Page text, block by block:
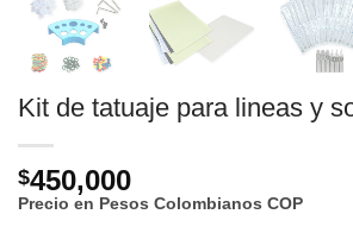
Kit de tatuaje para lineas y
$450,000
Precio en Pesos Colombianos COP